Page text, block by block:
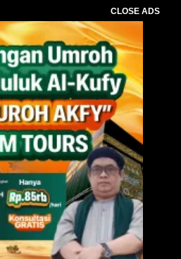
CLOSE ADS